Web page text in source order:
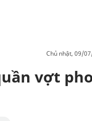
chủ nhật, 09/
vợt